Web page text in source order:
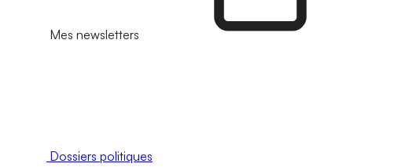
Mes newsletters
Dossiers politiques